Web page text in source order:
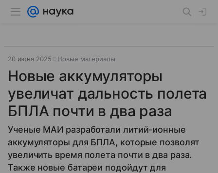
20 июня 2025 Новые материалы
Новые аккумуляторы
увеличат дальность полета
БПЛА почти в два раза
Ученые МАИ разработали литий-ионные
аккумуляторы для БПЛА, которые позволят
увеличить время полета почти в два раза.
Также новые батареи подойдут для